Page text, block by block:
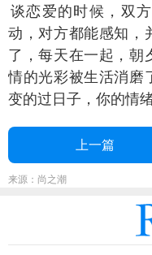
爱的时候，双方
动，对方都能感知，
了，每天在一起，朝
情的光彩被生活消磨
变的过日子，你的情
上一篇
来源：尚之潮